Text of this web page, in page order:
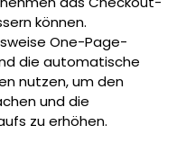
können.
One-Page-
die automatische
nutzen, um den
und die
zu erhöhen.